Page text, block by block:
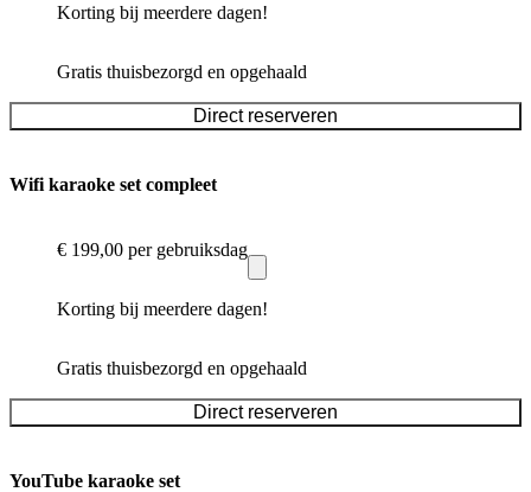
Korting bij meerdere dagen!
Gratis thuisbezorgd en opgehaald
Direct reserveren
Wifi karaoke set compleet
€ 199,00 per gebruiksdag
Korting bij meerdere dagen!
Gratis thuisbezorgd en opgehaald
Direct reserveren
YouTube karaoke set